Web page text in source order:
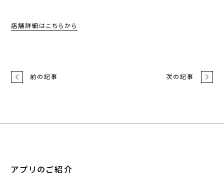
店舗詳細はこちらから
前の記事 次の記事
アプリのご紹介